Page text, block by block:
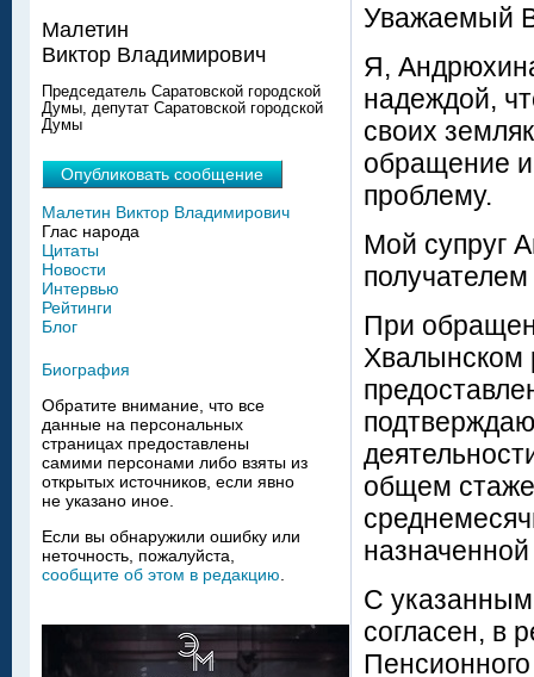
Уважаемый
Я,
надеждой,
своих
обращение
проблему.
Мой супруг
получателем
При
Хвалынском
общем стаже
С
согласен, в
Малетин
Виктор Владимирович
Председатель Саратовской городской
Думы, депутат Саратовской городской
Думы
Опубликовать сообщение
Малетин Виктор Владимирович
Глас народа
Цитаты
Новости
Интервью
Рейтинги
Блог
Биография
Обратите внимание, что все
данные на персональных
страницах предоставлены
самими персонами либо взяты из
открытых источников, если явно
не указано иное.
Если вы обнаружили ошибку или
неточность, пожалуйста,
сообщите об этом в редакцию